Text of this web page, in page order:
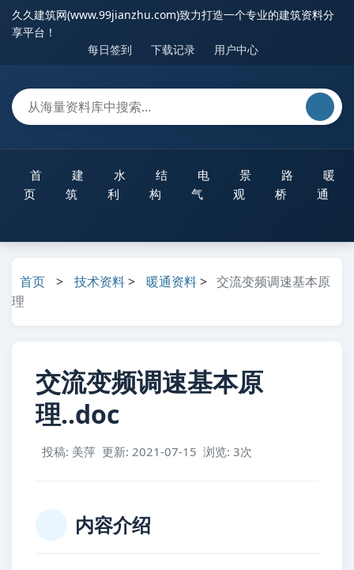
久久建筑网(www.99jianzhu.com)致力打造一个专业的建筑资料分
享平台！
每日签到
下载记录 用户中心
首
页
建
筑
水
利
结
构
电
气
景
观
路
桥
暖
通
首页 > 技术资料> 暖通资料> 交流变频调速基本原
理
交流变频调速基本原
理..doc
投稿: 美萍 更新: 2021-07-15 浏览: 3次
内容介绍